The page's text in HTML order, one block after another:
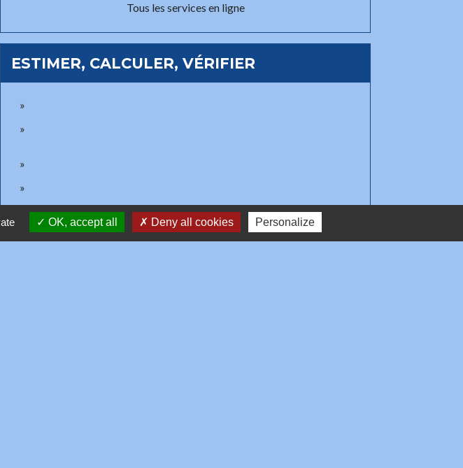
Tous les services en ligne
ESTIMER, CALCULER, VÉRIFIER
OK, accept all Deny all cookies Personalize